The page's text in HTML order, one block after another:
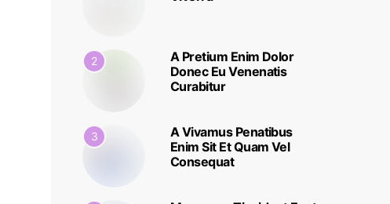
2
A Pretium Enim Dolor
Donec Eu Venenatis
Curabitur
3
A Vivamus Penatibus
Enim Sit Et Quam Vel
Consequat